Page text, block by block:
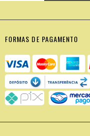
FORMAS DE PAGAMENTO